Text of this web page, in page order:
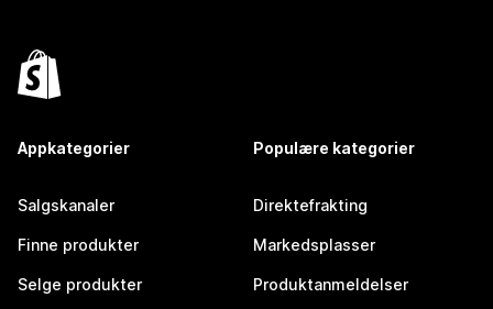
Appkategorier
Salgskanaler
Finne produkter
Selge produkter
Populære kategorier
Direktefrakting
Markedsplasser
Produktanmeldelser